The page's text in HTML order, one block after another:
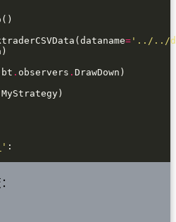
= '../../
. observers .